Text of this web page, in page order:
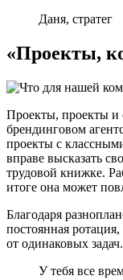
Даня, стратег
«Проекты,
Проекты, проекты и
брендинговом
проекты с
вправе высказать
трудовой книжке.
итоге она может
Благодаря
постоянная
от одинаковых задач.
У тебя все